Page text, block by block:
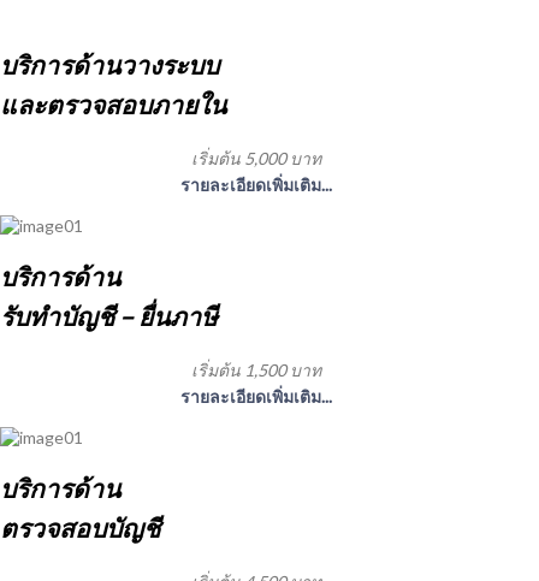
บริการด้านวางระบบ
และตรวจสอบภายใน
เริ่มต้น 5,000 บาท
รายละเอียดเพิ่มเติม...
บริการด้าน
รับทำบัญชี – ยื่นภาษี
เริ่มต้น 1,500 บาท
รายละเอียดเพิ่มเติม...
บริการด้าน
ตรวจสอบบัญชี